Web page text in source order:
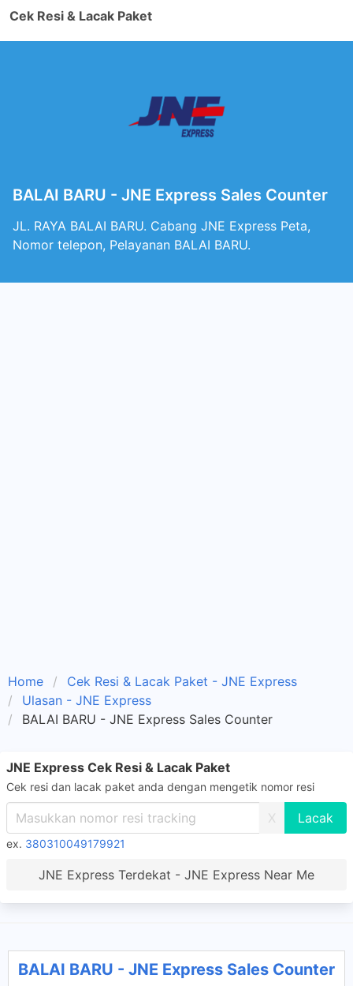
Cek Resi & Lacak Paket
BALAI BARU - JNE Express Sales Counter
JL. RAYA BALAI BARU. Cabang JNE Express Peta,
Nomor telepon, Pelayanan BALAI BARU.
Home
Cek Resi & Lacak Paket - JNE Express
Ulasan - JNE Express
BALAI BARU - JNE Express Sales Counter
JNE Express Cek Resi & Lacak Paket
Cek resi dan lacak paket anda dengan mengetik nomor resi
X
ex. 380310049179921
JNE Express Terdekat - JNE Express Near Me
BALAI BARU - JNE Express Sales Counter